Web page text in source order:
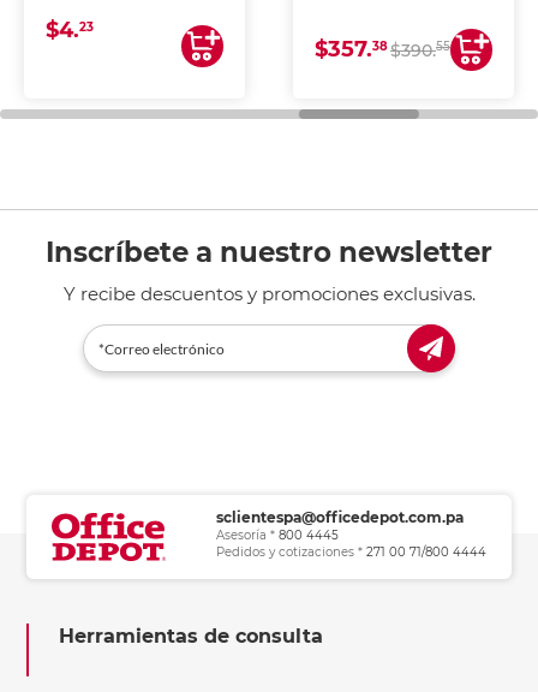
uniforme, ideal para
impresoras de inyección
de tinta y láser,
general de oficina.
$4.23
COPIA Y ESCANEA)
$357.38$390.55
Inscríbete a nuestro newsletter
Y recibe descuentos y promociones exclusivas.
sclientespa@officedepot.com.pa
Asesoría * 800 4445
Pedidos y cotizaciones * 271 00 71/800 4444
Herramientas de consulta